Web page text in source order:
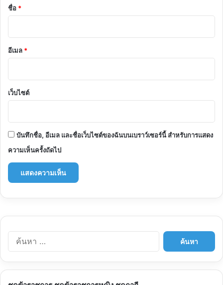
*
ชื่อ *
อีเมล *
เว็บไซต์
บันทึกชื่อ, อีเมล และชื่อเว็บไซต์ของฉันบนเบราว์เซอร์นี้ สำหรับการแสดง
ความเห็นครั้งถัดไป
ค้นหา